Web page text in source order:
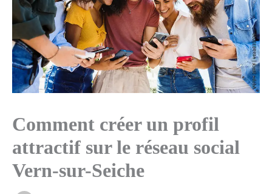
Comment créer un profil
attractif sur le réseau social
Vern-sur-Seiche